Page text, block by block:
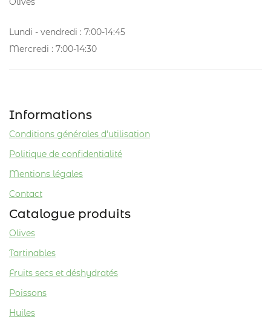
Lundi - vendredi : 7:00-14:45
Mercredi : 7:00-14:30
Informations
Conditions générales d'utilisation
Politique de confidentialité
Mentions légales
Contact
Catalogue produits
Olives
Tartinables
Fruits secs et déshydratés
Poissons
Huiles